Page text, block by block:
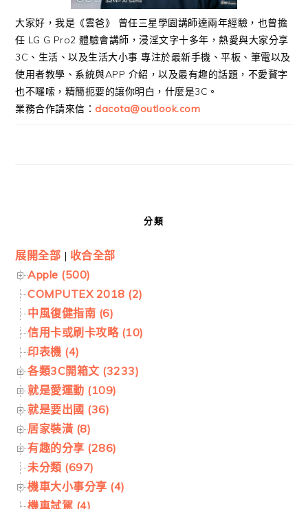
大家好，我是《雲爸》 曾任三星學園講師達兩年經驗，也曾擔
任 LG G Pro2 體驗會講師，浸淫文字十多年，熱愛與大家分享
3C、生活、以及生活大小事 專注於最新手機、平板、筆電以及
使用者教學、系統與APP 介紹，以及最有趣的話題，不愛贅字
也不囉嗦，精簡扼要的讓你明白，什麼是3C。
業務合作請來信： dacota@outlook.com
分類
展開全部 | 收合全部
Apple (500)
COMPUTEX 2018 (2)
中風復健指南 (6)
信用卡或刷卡攻略 (10)
印表機 (4)
各類3C開箱文 (3233)
就是愛運動 (109)
就是要出國 (36)
居家裝潢 (8)
有趣的分享 (286)
未分類 (697)
機車大小事分享 (4)
機車試駕 (4)